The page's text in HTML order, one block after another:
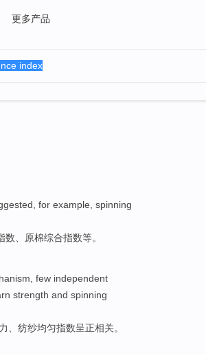
更多产品
for example spinning
数 原棉综合指数等。
few independent
strength and spinning
纺纱均匀指数呈正相关。